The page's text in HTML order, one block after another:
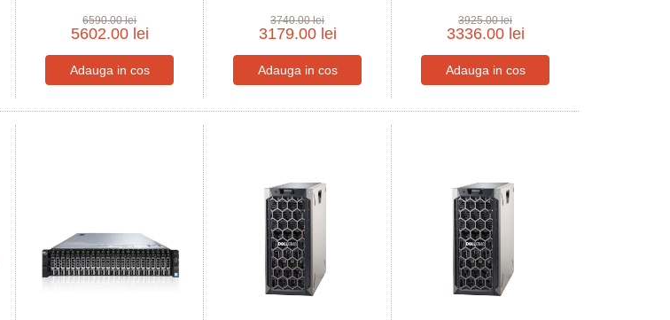
comanda
6590.00 lei
5602.00 lei
3740.00 lei
3179.00 lei
3925.00 lei
3336.00 lei